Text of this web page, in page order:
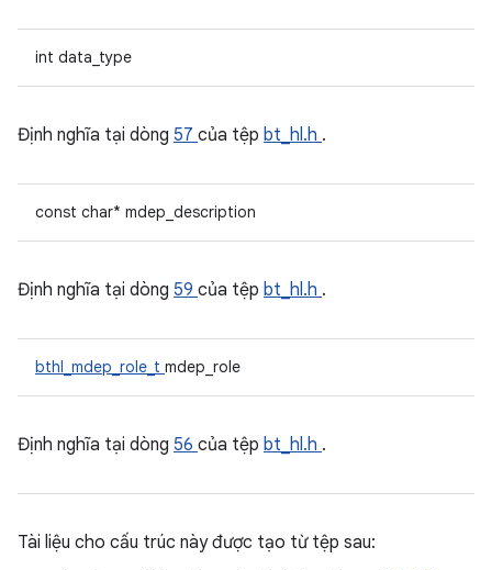
int data_type
Định nghĩa tại dòng 57 của tệp bt_hl.h .
const char* mdep_description
Định nghĩa tại dòng 59 của tệp bt_hl.h .
bthl_mdep_role_t mdep_role
Định nghĩa tại dòng 56 của tệp bt_hl.h .
Tài liệu cho cấu trúc này được tạo từ tệp sau: